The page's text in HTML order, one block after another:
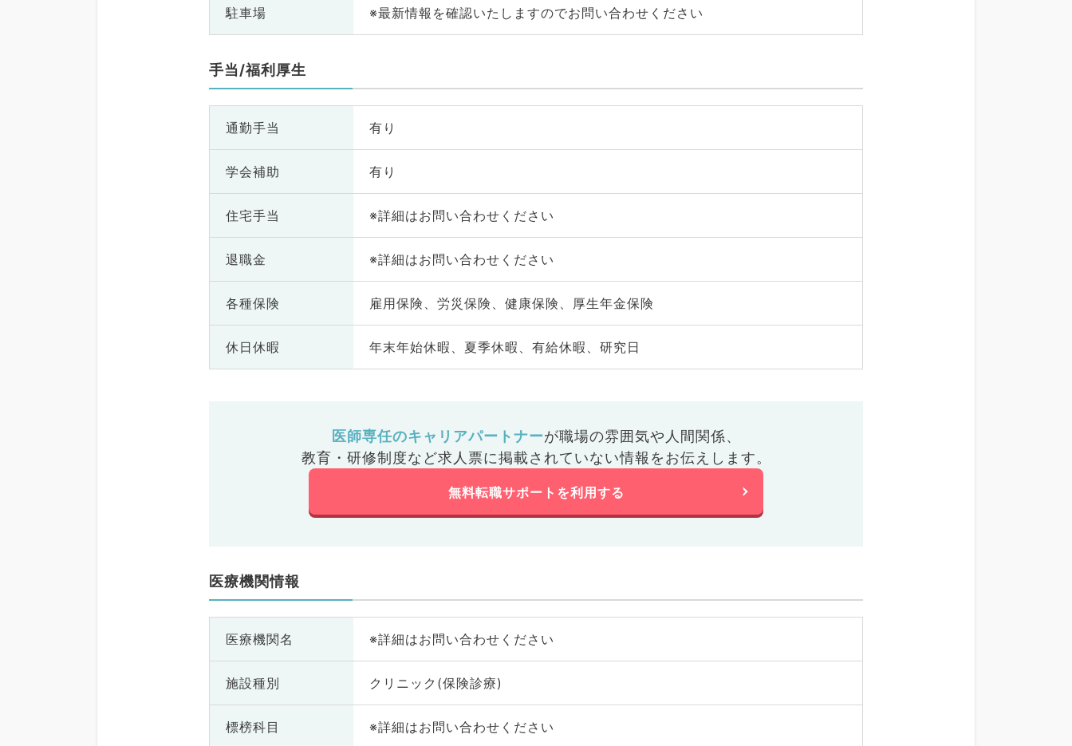
駐車場 ※最新情報を確認いたしますのでお問い合わせください
手当/福利厚生
通勤手当 有り
学会補助 有り
住宅手当 ※詳細はお問い合わせください
退職金 ※詳細はお問い合わせください
各種保険 雇用保険、労災保険、健康保険、厚生年金保険
休日休暇 年末年始休暇、夏季休暇、有給休暇、研究日
医師専任のキャリアパートナーが職場の雰囲気や人間関係、
教育・研修制度など求人票に掲載されていない情報をお伝えします。
無料転職サポートを利用する
医療機関情報
医療機関名 ※詳細はお問い合わせください
施設種別 クリニック(保険診療)
標榜科目 ※詳細はお問い合わせください